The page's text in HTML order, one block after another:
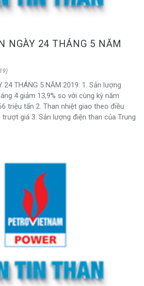
NGÀY 24 THÁNG 5 NĂM
24 THÁNG 5 NĂM 2019: 1. Sản lượng
4 giảm 13,9% so với cùng kỳ năm
triệu tấn 2. Than nhiệt giao theo điều
trượt giá 3. Sản lượng điện than của Trung